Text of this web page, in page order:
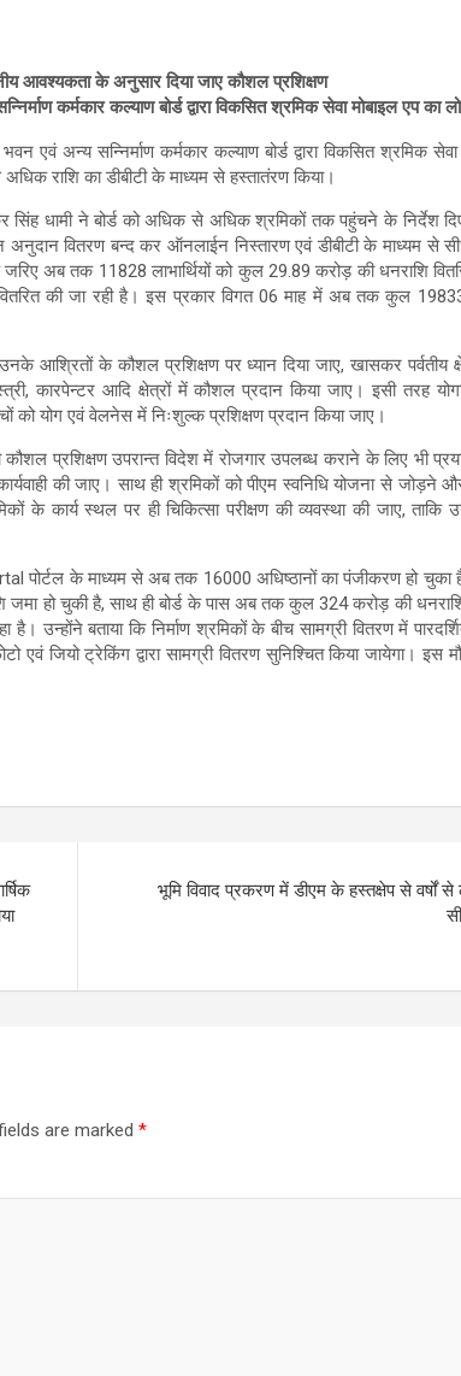
आवश्यकता के अनुसार दिया जाए कौशल प्रशिक्षण
कर्मकार कल्याण बोर्ड द्वारा विकसित श्रमिक सेवा मोबाइल एप का
एवं अन्य सन्निर्माण कर्मकार कल्याण बोर्ड द्वारा विकसित श्रमिक
राशि का डीबीटी के माध्यम से हस्तातंरण किया।
सिंह धामी ने बोर्ड को अधिक से अधिक श्रमिकों तक पहुंचने के निर्देश
वितरण बन्द कर ऑनलाईन निस्तारण एवं डीबीटी के माध्यम से
अब तक 11828 लाभार्थियों को कुल 29.89 करोड़ की धनराशि
की जा रही है। इस प्रकार विगत 06 माह में अब तक कुल 19833
आश्रितों के कौशल प्रशिक्षण पर ध्यान दिया जाए, खासकर पर्वतीय
कारपेन्टर आदि क्षेत्रों में कौशल प्रदान किया जाए। इसी तरह
को योग एवं वेलनेस में निःशुल्क प्रशिक्षण प्रदान किया जाए।
कौशल प्रशिक्षण उपरान्त विदेश में रोजगार उपलब्ध कराने के लिए भी
की जाए। साथ ही श्रमिकों को पीएम स्वनिधि योजना से जोड़ने
के कार्य स्थल पर ही चिकित्सा परीक्षण की व्यवस्था की जाए, ताकि
पोर्टल के माध्यम से अब तक 16000 अधिष्ठानों का पंजीकरण हो
हो चुकी है, साथ ही बोर्ड के पास अब तक कुल 324 करोड़ की
उन्होंने बताया कि निर्माण श्रमिकों के बीच सामग्री वितरण में
एवं जियो ट्रेकिंग द्वारा सामग्री वितरण सुनिश्चित किया जायेगा। इस
भूमि विवाद प्रकरण में डीएम के हस्तक्षेप से वर्षों
are marked *